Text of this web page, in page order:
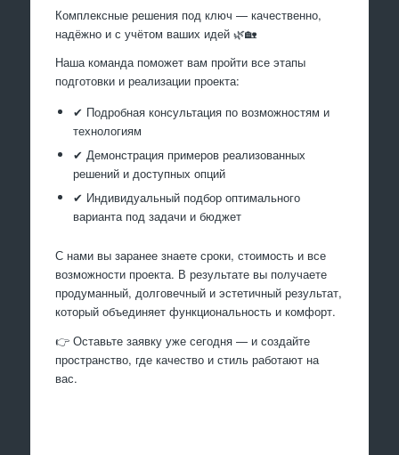
Комплексные решения под ключ — качественно,
надёжно и с учётом ваших идей 🌿🏡
Наша команда поможет вам пройти все этапы
подготовки и реализации проекта:
✔ Подробная консультация по возможностям и
технологиям
✔ Демонстрация примеров реализованных
решений и доступных опций
✔ Индивидуальный подбор оптимального
варианта под задачи и бюджет
С нами вы заранее знаете сроки, стоимость и все
возможности проекта. В результате вы получаете
продуманный, долговечный и эстетичный результат,
который объединяет функциональность и комфорт.
👉 Оставьте заявку уже сегодня — и создайте
пространство, где качество и стиль работают на
вас.